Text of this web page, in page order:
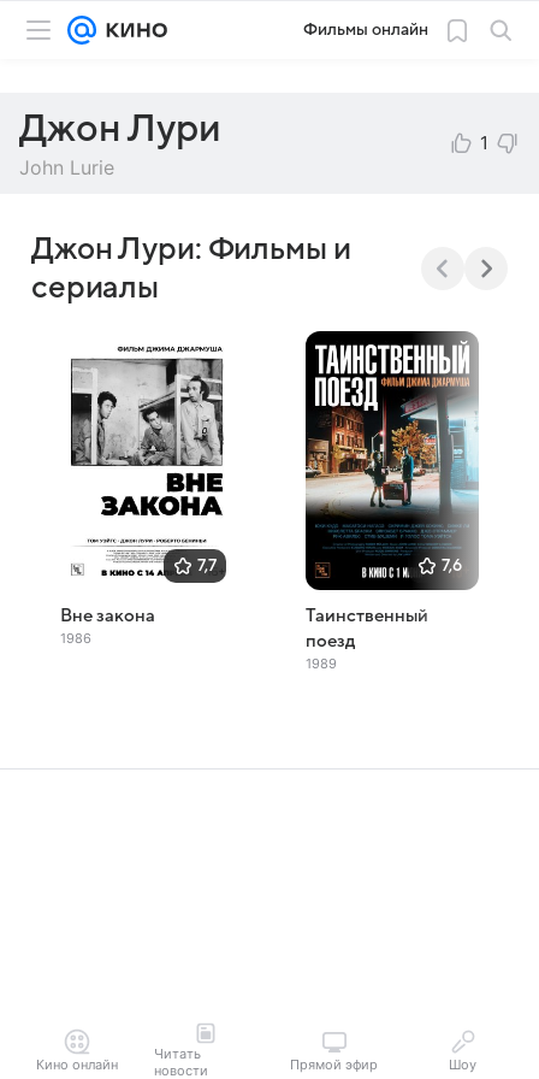
Фильмы онлайн
Джон Лури
John Lurie
1
Джон Лури: Фильмы и
сериалы
7,7
Вне закона
1986
7,6
Таинственный
поезд
1989
Кино онлайн
Читать
новости
Прямой эфир Шоу